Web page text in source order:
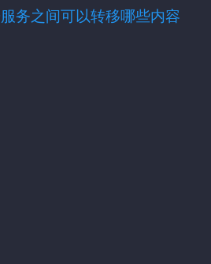
务之间可以转移哪些内容